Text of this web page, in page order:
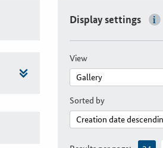
Display settings
View
Sorted by